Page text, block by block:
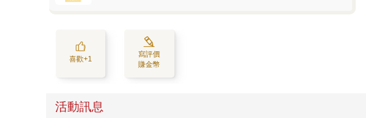
喜歡+1
寫評價
賺金幣
活動訊息